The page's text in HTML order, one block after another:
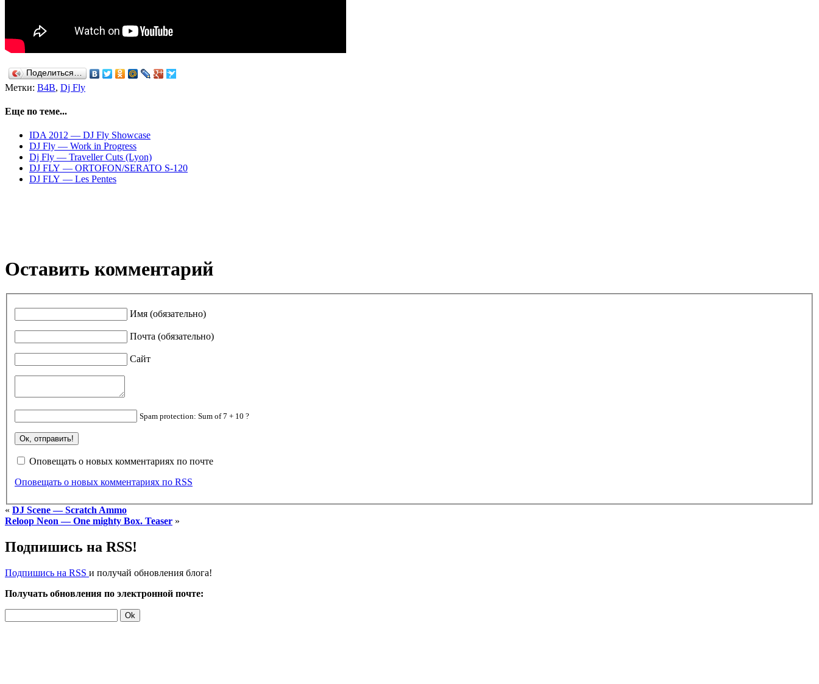
Поделиться…
Метки: B4B, Dj Fly
Еще по теме...
IDA 2012 — DJ Fly Showcase
DJ Fly — Work in Progress
Dj Fly — Traveller Cuts (Lyon)
DJ FLY — ORTOFON/SERATO S-120
DJ FLY — Les Pentes
Оставить комментарий
Имя (обязательно)
Почта (обязательно)
Сайт
Spam protection: Sum of 7 + 10 ?
Оповещать о новых комментариях по почте
Оповещать о новых комментариях по RSS
« DJ Scene — Scratch Ammo
Reloop Neon — One mighty Box. Teaser »
Подпишись на RSS!
Подпишись на RSS и получай обновления блога!
Получать обновления по электронной почте: